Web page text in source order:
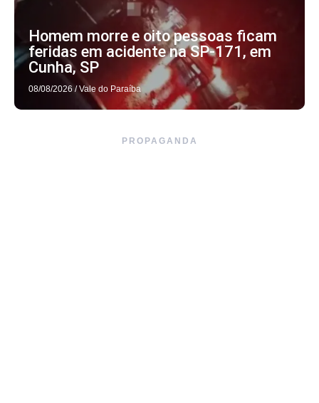
Homem morre e oito pessoas ficam
feridas em acidente na SP-171, em
Cunha, SP
08/08/2026 / Vale do Paraíba
PROPAGANDA